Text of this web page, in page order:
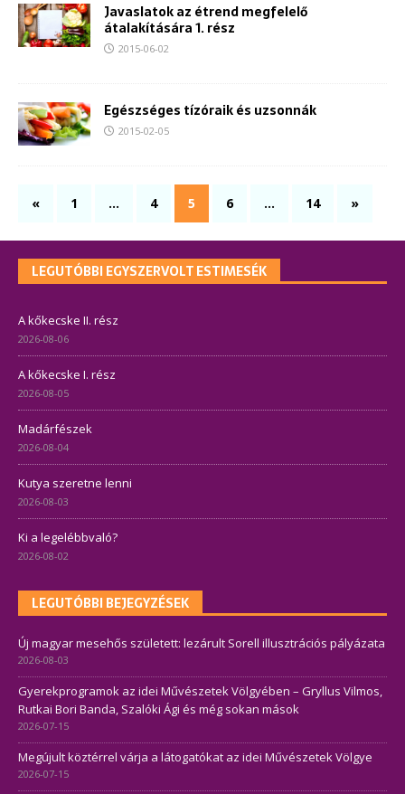
Javaslatok az étrend megfelelő
átalakítására 1. rész
2015-06-02
Egészséges tízóraik és uzsonnák
2015-02-05
« 1 … 4 5 6 … 14 »
LEGUTÓBBI EGYSZERVOLT ESTIMESÉK
A kőkecske II. rész
2026-08-06
A kőkecske I. rész
2026-08-05
Madárfészek
2026-08-04
Kutya szeretne lenni
2026-08-03
Ki a legelébbvaló?
2026-08-02
LEGUTÓBBI BEJEGYZÉSEK
Új magyar mesehős született: lezárult Sorell illusztrációs pályázata
2026-08-03
Gyerekprogramok az idei Művészetek Völgyében – Gryllus Vilmos,
Rutkai Bori Banda, Szalóki Ági és még sokan mások
2026-07-15
Megújult köztérrel várja a látogatókat az idei Művészetek Völgye
2026-07-15